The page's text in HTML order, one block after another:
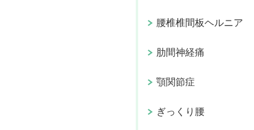
腰椎椎間板ヘルニア
肋間神経痛
顎関節症
ぎっくり腰